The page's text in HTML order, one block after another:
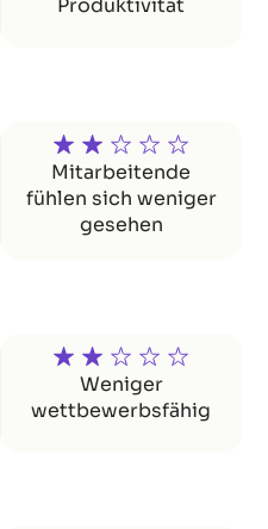
Produktivität
Mitarbeitende
fühlen sich weniger
gesehen
Weniger
wettbewerbsfähig